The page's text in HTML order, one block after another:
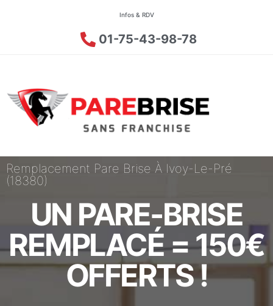
Infos & RDV
01-75-43-98-78
Remplacement Pare Brise À Ivoy-Le-Pré
(18380)
UN PARE-BRISE
REMPLACÉ = 150€
OFFERTS !